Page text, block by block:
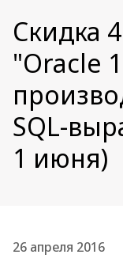
Скидка
"Oracle
SQL-
1 июня)
26 апреля 2016